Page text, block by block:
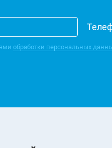
обработки персональных